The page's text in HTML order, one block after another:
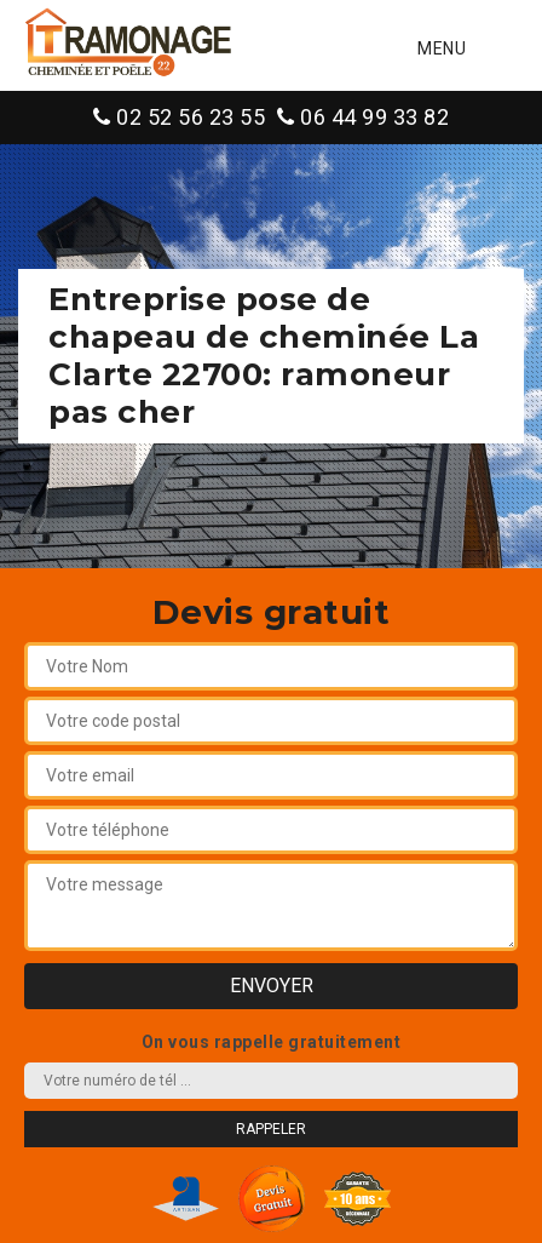
MENU
02 52 56 23 55 06 44 99 33 82
Entreprise pose de
chapeau de cheminée La
Clarte 22700: ramoneur
pas cher
Devis gratuit
On vous rappelle gratuitement